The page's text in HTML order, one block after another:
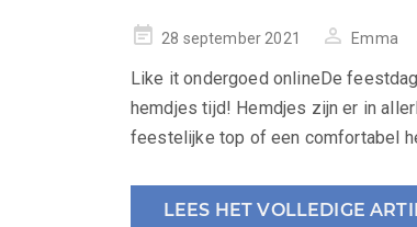
geplaatst
28 september 2021 Emma
Like it ondergoed onlineDe
hemdjes tijd! Hemdjes zijn er in
feestelijke top of een comfortabel
LEES HET VOLLEDIGE